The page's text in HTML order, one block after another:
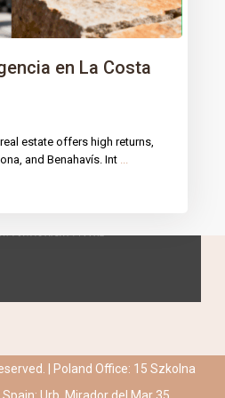
en La Costa
estate offers high returns,
and Benahavís. Int
| Poland Office: 15 Szkolna